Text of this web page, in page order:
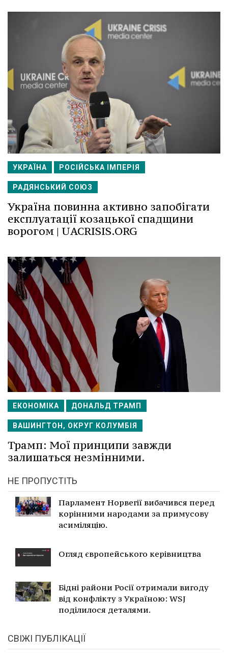
УКРАЇНА РОСІЙСЬКА ІМПЕРІЯ
РАДЯНСЬКИЙ СОЮЗ
Україна повинна активно запобігати
експлуатації козацької спадщини
ворогом | UACRISIS.ORG
ЕКОНОМІКА ДОНАЛЬД ТРАМП
ВАШИНГТОН, ОКРУГ КОЛУМБІЯ
Трамп: Мої принципи завжди
залишаться незмінними.
НЕ ПРОПУСТІТЬ
Парламент Норвегії вибачився перед
корінними народами за примусову
асиміляцію.
Огляд європейського керівництва
Бідні райони Росії отримали вигоду
від конфлікту з Україною: WSJ
поділилося деталями.
СВІЖІ ПУБЛІКАЦІЇ